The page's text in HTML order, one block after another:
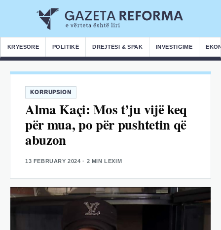
KRYESORE POLITIKË DREJTËSI & SPAK INVESTIGIME
KORRUPSION
Alma Kaçi: Mos t’ju vijë keq
për mua, po për pushtetin që
abuzon
13 FEBRUARY 2024 · 2 MIN LEXIM